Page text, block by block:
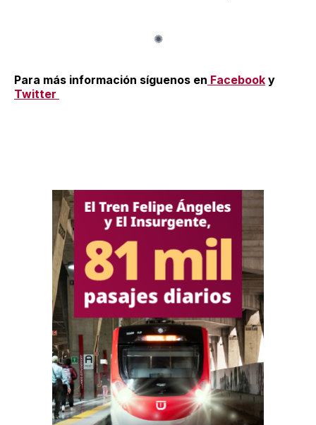
Para más información síguenos en Facebook y
Twitter